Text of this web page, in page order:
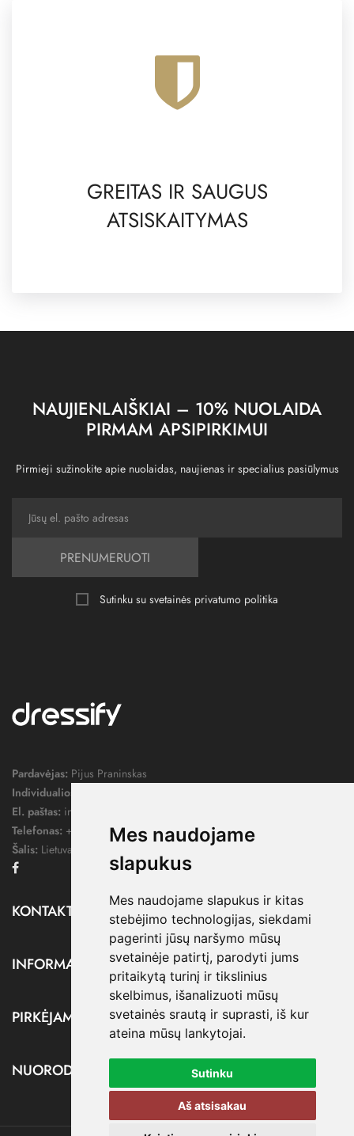
Mes naudojame
slapukus
Mes naudojame slapukus ir kitas
stebėjimo technologijas, siekdami
pagerinti jūsų naršymo mūsų
svetainėje patirtį, parodyti jums
pritaikytą turinį ir tikslinius
skelbimus, išanalizuoti mūsų
svetainės srautą ir suprasti, iš kur
ateina mūsų lankytojai.
Sutinku
Aš atsisakau
GREITAS IR SAUGUS
ATSISKAITYMAS
NAUJIENLAIŠKIAI – 10% NUOLAIDA
PIRMAM APSIPIRKIMUI
Pirmieji sužinokite apie nuolaidas, naujienas ir specialius pasiūlymus
PRENUMERUOTI
Sutinku su svetainės privatumo politika
Pardavėjas: Pijus Praninskas
Individualios veiklos pažymos nr.:
El. paštas: info@dressify.lt
Telefonas: +370 676 78578
Šalis: Lietuva
KONTAKTAI
INFORMACIJA
PIRKĖJAMS
NUORODOS